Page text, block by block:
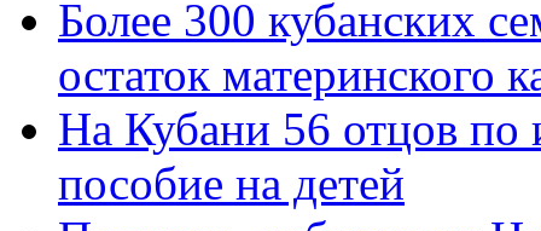
Более 300 кубанских
остаток материнского
На Кубани 56 отцов по
пособие на детей